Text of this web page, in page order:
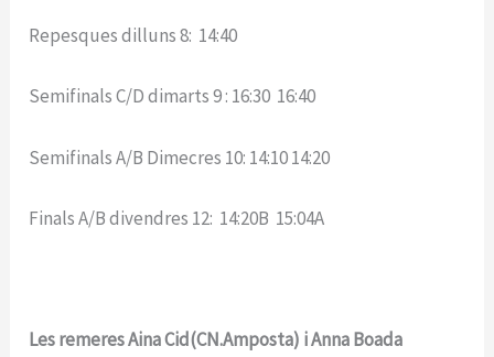
Repesques dilluns 8: 14:40
Semifinals C/D dimarts 9 : 16:30 16:40
Semifinals A/B Dimecres 10: 14:10 14:20
Finals A/B divendres 12: 14:20B 15:04A
Les remeres Aina Cid(CN.Amposta) i Anna Boada